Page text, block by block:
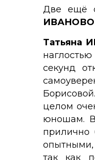
Две ещё
Татьяна
секунд
целом
юношам.
прилично
так как